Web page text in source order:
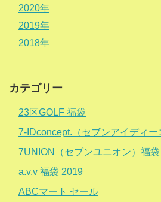
2020年
2019年
2018年
カテゴリー
23区GOLF 福袋
7-IDconcept.（セブンアイディ
7UNION（セブンユニオン）福袋
a.v.v 福袋 2019
ABCマート セール